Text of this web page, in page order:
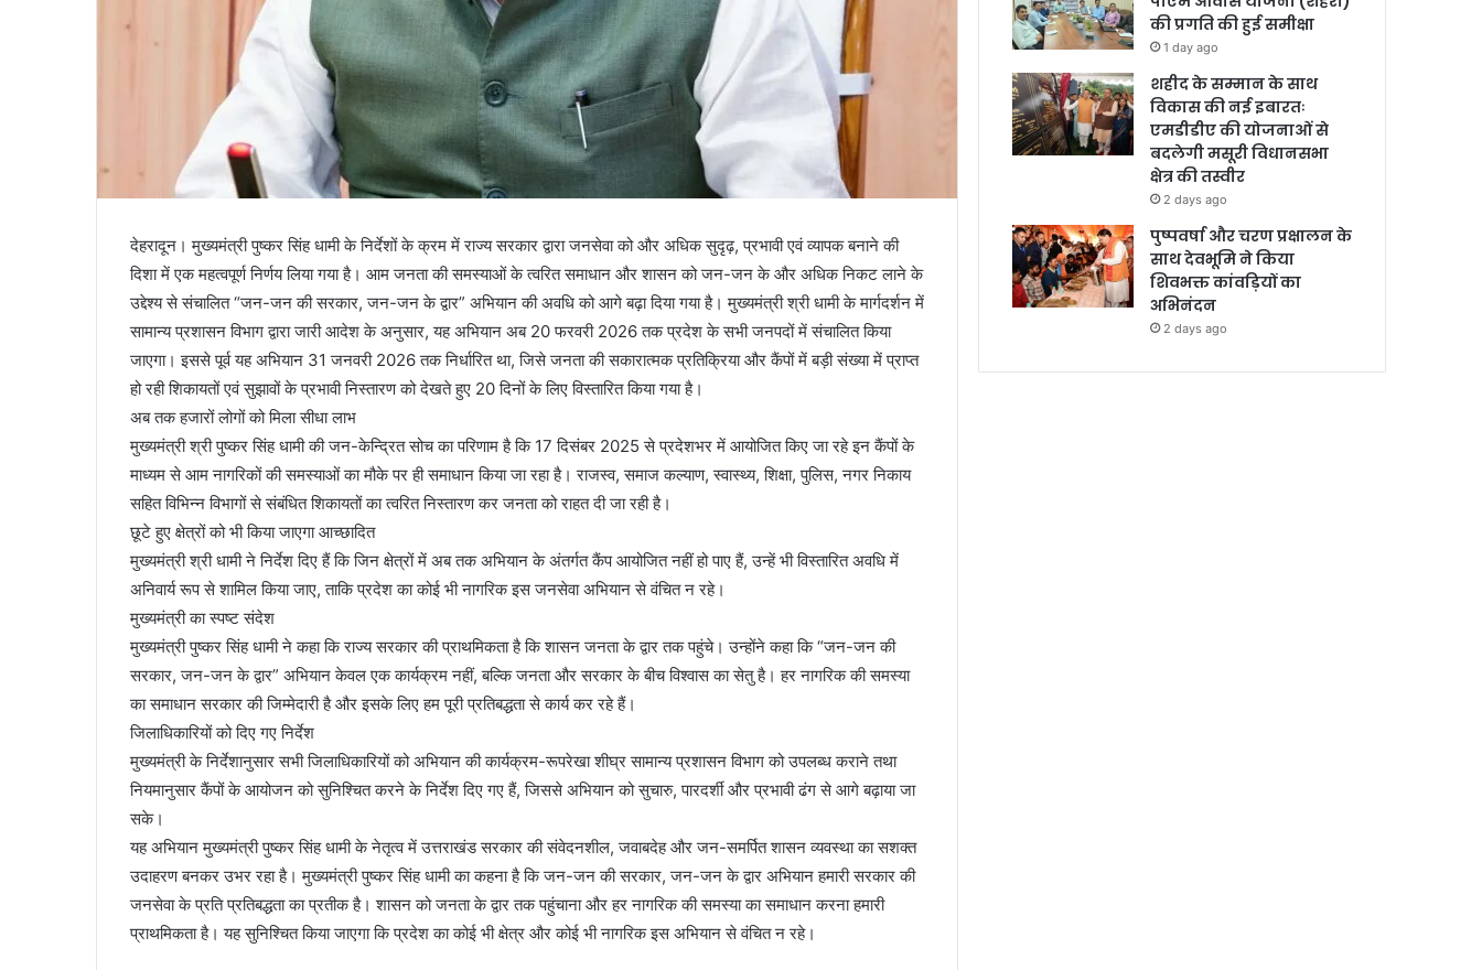
देहरादून। मुख्यमंत्री पुष्कर सिंह धामी के निर्देशों के क्रम में राज्य सरकार द्वारा जनसेवा को और अधिक सुदृढ़, प्रभावी एवं व्यापक बनाने की
दिशा में एक महत्वपूर्ण निर्णय लिया गया है। आम जनता की समस्याओं के त्वरित समाधान और शासन को जन-जन के और अधिक निकट लाने के
उद्देश्य से संचालित “जन-जन की सरकार, जन-जन के द्वार” अभियान की अवधि को आगे बढ़ा दिया गया है। मुख्यमंत्री श्री धामी के मार्गदर्शन में
सामान्य प्रशासन विभाग द्वारा जारी आदेश के अनुसार, यह अभियान अब 20 फरवरी 2026 तक प्रदेश के सभी जनपदों में संचालित किया
जाएगा। इससे पूर्व यह अभियान 31 जनवरी 2026 तक निर्धारित था, जिसे जनता की सकारात्मक प्रतिक्रिया और कैंपों में बड़ी संख्या में प्राप्त
हो रही शिकायतों एवं सुझावों के प्रभावी निस्तारण को देखते हुए 20 दिनों के लिए विस्तारित किया गया है।
अब तक हजारों लोगों को मिला सीधा लाभ
मुख्यमंत्री श्री पुष्कर सिंह धामी की जन-केन्द्रित सोच का परिणाम है कि 17 दिसंबर 2025 से प्रदेशभर में आयोजित किए जा रहे इन कैंपों के
माध्यम से आम नागरिकों की समस्याओं का मौके पर ही समाधान किया जा रहा है। राजस्व, समाज कल्याण, स्वास्थ्य, शिक्षा, पुलिस, नगर निकाय
सहित विभिन्न विभागों से संबंधित शिकायतों का त्वरित निस्तारण कर जनता को राहत दी जा रही है।
छूटे हुए क्षेत्रों को भी किया जाएगा आच्छादित
मुख्यमंत्री श्री धामी ने निर्देश दिए हैं कि जिन क्षेत्रों में अब तक अभियान के अंतर्गत कैंप आयोजित नहीं हो पाए हैं, उन्हें भी विस्तारित अवधि में
अनिवार्य रूप से शामिल किया जाए, ताकि प्रदेश का कोई भी नागरिक इस जनसेवा अभियान से वंचित न रहे।
मुख्यमंत्री का स्पष्ट संदेश
मुख्यमंत्री पुष्कर सिंह धामी ने कहा कि राज्य सरकार की प्राथमिकता है कि शासन जनता के द्वार तक पहुंचे। उन्होंने कहा कि “जन-जन की
सरकार, जन-जन के द्वार” अभियान केवल एक कार्यक्रम नहीं, बल्कि जनता और सरकार के बीच विश्वास का सेतु है। हर नागरिक की समस्या
का समाधान सरकार की जिम्मेदारी है और इसके लिए हम पूरी प्रतिबद्धता से कार्य कर रहे हैं।
जिलाधिकारियों को दिए गए निर्देश
मुख्यमंत्री के निर्देशानुसार सभी जिलाधिकारियों को अभियान की कार्यक्रम-रूपरेखा शीघ्र सामान्य प्रशासन विभाग को उपलब्ध कराने तथा
नियमानुसार कैंपों के आयोजन को सुनिश्चित करने के निर्देश दिए गए हैं, जिससे अभियान को सुचारु, पारदर्शी और प्रभावी ढंग से आगे बढ़ाया जा
सके।
यह अभियान मुख्यमंत्री पुष्कर सिंह धामी के नेतृत्व में उत्तराखंड सरकार की संवेदनशील, जवाबदेह और जन-समर्पित शासन व्यवस्था का सशक्त
उदाहरण बनकर उभर रहा है। मुख्यमंत्री पुष्कर सिंह धामी का कहना है कि जन-जन की सरकार, जन-जन के द्वार अभियान हमारी सरकार की
जनसेवा के प्रति प्रतिबद्धता का प्रतीक है। शासन को जनता के द्वार तक पहुंचाना और हर नागरिक की समस्या का समाधान करना हमारी
प्राथमिकता है। यह सुनिश्चित किया जाएगा कि प्रदेश का कोई भी क्षेत्र और कोई भी नागरिक इस अभियान से वंचित न रहे।
की प्रगति की हुई समीक्षा
1 day ago
शहीद के सम्मान के साथ
विकास की नई इबारतः
एमडीडीए की योजनाओं से
बदलेगी मसूरी विधानसभा
क्षेत्र की तस्वीर
2 days ago
पुष्पवर्षा और चरण प्रक्षालन के
साथ देवभूमि ने किया
शिवभक्त कांवड़ियों का
अभिनंदन
2 days ago